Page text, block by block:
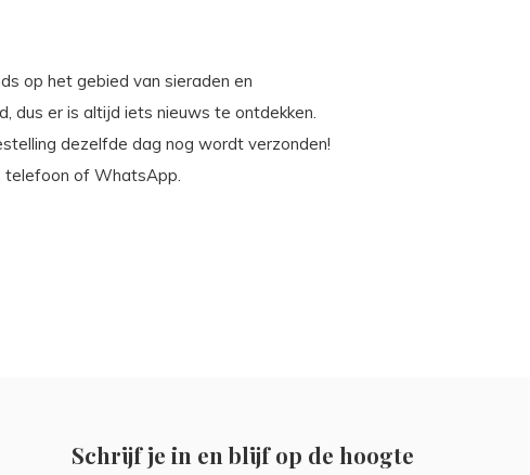
op het gebied van sieraden en
dus er is altijd iets nieuws te ontdekken.
dezelfde dag nog wordt verzonden!
telefoon of WhatsApp.
Schrijf je in en blijf op de hoogte